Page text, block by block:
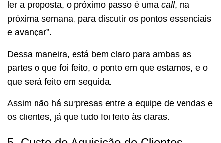
ler a proposta, o próximo passo é uma call, na
próxima semana, para discutir os pontos essenciais
e avançar”.
Dessa maneira, está bem claro para ambas as
partes o que foi feito, o ponto em que estamos, e o
que será feito em seguida.
Assim não há surpresas entre a equipe de vendas e
os clientes, já que tudo foi feito às claras.